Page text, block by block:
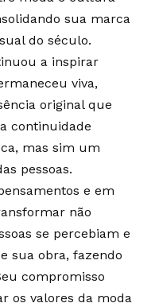
sua marca
do século.
a inspirar
viva,
original que
continuidade
mas sim um
pessoas.
e em
não
se percebiam e
sua obra, fazendo
compromisso
os valores da moda